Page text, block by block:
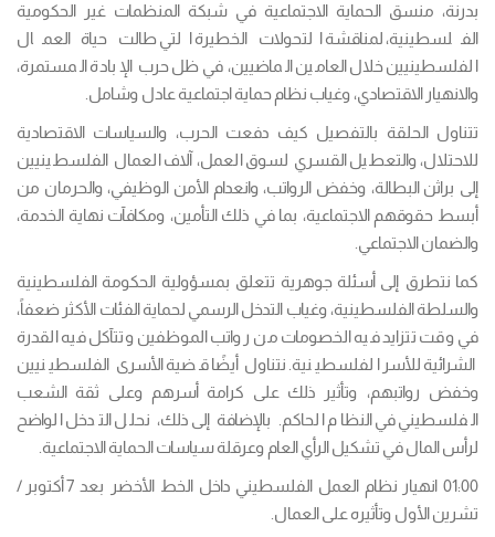
بدرنة، منسق الحماية الاجتماعية في شبكة المنظمات غير الحكومية
الفلسطينية، لمناقشة التحولات الخطيرة التي طالت حياة العمال
الفلسطينيين خلال العامين الماضيين، في ظل حرب الإبادة المستمرة،
والانهيار الاقتصادي، وغياب نظام حماية اجتماعية عادل وشامل.
تتناول الحلقة بالتفصيل كيف دفعت الحرب، والسياسات الاقتصادية
للاحتلال، والتعطيل القسري لسوق العمل، آلاف العمال الفلسطينيين
إلى براثن البطالة، وخفض الرواتب، وانعدام الأمن الوظيفي، والحرمان من
أبسط حقوقهم الاجتماعية، بما في ذلك التأمين، ومكافآت نهاية الخدمة،
والضمان الاجتماعي.
كما نتطرق إلى أسئلة جوهرية تتعلق بمسؤولية الحكومة الفلسطينية
والسلطة الفلسطينية، وغياب التدخل الرسمي لحماية الفئات الأكثر ضعفاً،
في وقت تتزايد فيه الخصومات من رواتب الموظفين وتتآكل فيه القدرة
الشرائية للأسر الفلسطينية. نتناول أيضًا قضية الأسرى الفلسطينيين
وخفض رواتبهم، وتأثير ذلك على كرامة أسرهم وعلى ثقة الشعب
الفلسطيني في النظام الحاكم. بالإضافة إلى ذلك، نحلل التدخل الواضح
لرأس المال في تشكيل الرأي العام وعرقلة سياسات الحماية الاجتماعية.
01:00 انهيار نظام العمل الفلسطيني داخل الخط الأخضر بعد 7 أكتوبر/
تشرين الأول وتأثيره على العمال.